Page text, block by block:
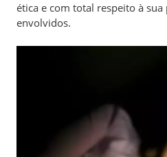
ética e com total respeito à sua
envolvidos.